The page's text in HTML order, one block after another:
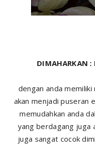
DIMAHARKAN :
dengan anda
akan menjadi puseran
memudahkan anda
yang berdagang juga
juga sangat cocok